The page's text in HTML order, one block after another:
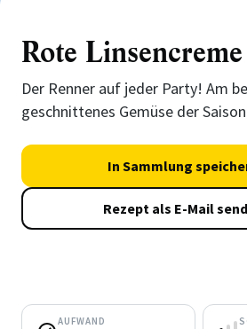
Rote Linsencreme
Der Renner auf jeder Party! Am
geschnittenes Gemüse der
In Sammlung
Rezept als E-Mail
AUFWAND